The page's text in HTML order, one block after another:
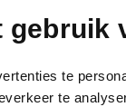
gebruik
te
te